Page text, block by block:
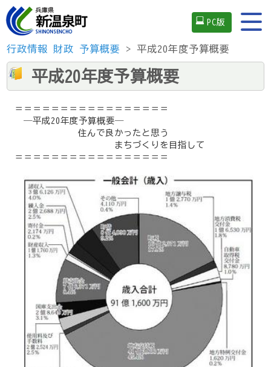
PC版
行政情報 財政 予算概要 > 平成20年度予算概要
平成20年度予算概要
＝＝＝＝＝＝＝＝＝＝＝＝＝＝＝＝＝
―平成20年度予算概要―
住んで良かったと思う
まちづくりを目指して
＝＝＝＝＝＝＝＝＝＝＝＝＝＝＝＝＝